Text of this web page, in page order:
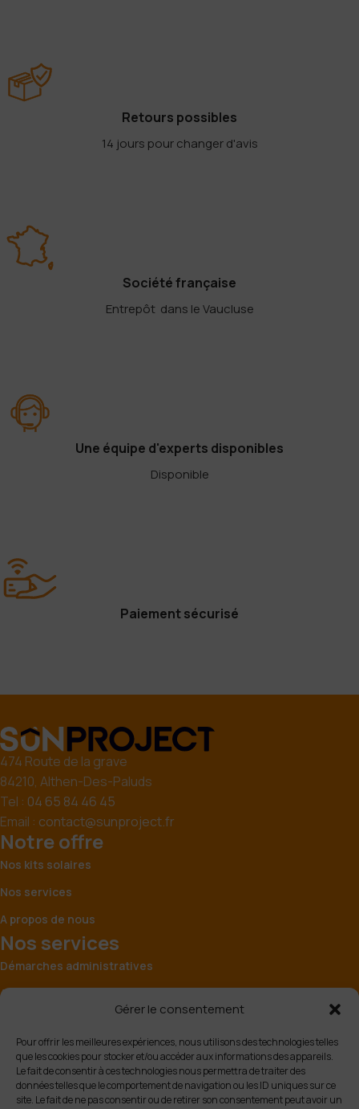
Gérer le consentement
Pour offrir les meilleures expériences, nous utilisons des technologies telles
que les cookies pour stocker et/ou accéder aux informations des appareils.
Le fait de consentir à ces technologies nous permettra de traiter des
données telles que le comportement de navigation ou les ID uniques sur ce
site. Le fait de ne pas consentir ou de retirer son consentement peut avoir un
Retours possibles
14 jours pour changer d'avis
Société française
Entrepôt dans le Vaucluse
Une équipe d'experts disponibles
Disponible
Paiement sécurisé
474 Route de la grave
84210, Althen-Des-Paluds
Tel : 04 65 84 46 45
Email : contact@sunproject.fr
Notre offre
Nos kits solaires
Nos services
A propos de nous
Nos services
Démarches administratives
Accompagnement
Maintenance
Livraison
FAQ